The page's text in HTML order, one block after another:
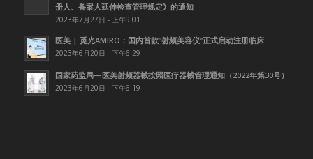
册人、备案人延伸检查管理规定》的通知
2023年7月27日 - 上午9:01
医美 | 觅光AMIRO：国内首款”射频美容仪”正式启动注册临床
2023年6月20日 - 下午6:29
国家药监局—医美射频器械按照医疗器械管理通知（2022年第30号）
2023年6月20日 - 下午6:19